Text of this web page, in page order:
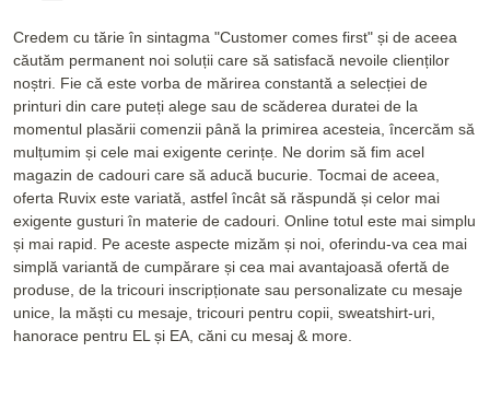
Credem cu tărie în sintagma "Customer comes first" și de aceea
căutăm permanent noi soluții care să satisfacă nevoile clienților
noștri. Fie că este vorba de mărirea constantă a selecției de
printuri din care puteți alege sau de scăderea duratei de la
momentul plasării comenzii până la primirea acesteia, încercăm să
mulțumim și cele mai exigente cerințe. Ne dorim să fim acel
magazin de cadouri care să aducă bucurie. Tocmai de aceea,
oferta Ruvix este variată, astfel încât să răspundă și celor mai
exigente gusturi în materie de cadouri. Online totul este mai simplu
și mai rapid. Pe aceste aspecte mizăm și noi, oferindu-va cea mai
simplă variantă de cumpărare și cea mai avantajoasă ofertă de
produse, de la tricouri inscripționate sau personalizate cu mesaje
unice, la măști cu mesaje, tricouri pentru copii, sweatshirt-uri,
hanorace pentru EL și EA, căni cu mesaj & more.